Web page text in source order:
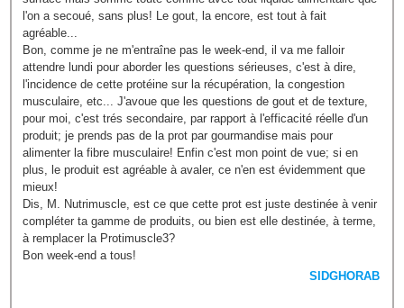
l'on a secoué, sans plus! Le gout, la encore, est tout à fait
agréable...
Bon, comme je ne m'entraîne pas le week-end, il va me falloir
attendre lundi pour aborder les questions sérieuses, c'est à dire,
l'incidence de cette protéine sur la récupération, la congestion
musculaire, etc... J'avoue que les questions de gout et de texture,
pour moi, c'est trés secondaire, par rapport à l'efficacité réelle d'un
produit; je prends pas de la prot par gourmandise mais pour
alimenter la fibre musculaire! Enfin c'est mon point de vue; si en
plus, le produit est agréable à avaler, ce n'en est évidemment que
mieux!
Dis, M. Nutrimuscle, est ce que cette prot est juste destinée à venir
compléter ta gamme de produits, ou bien est elle destinée, à terme,
à remplacer la Protimuscle3?
Bon week-end a tous!
SIDGHORAB